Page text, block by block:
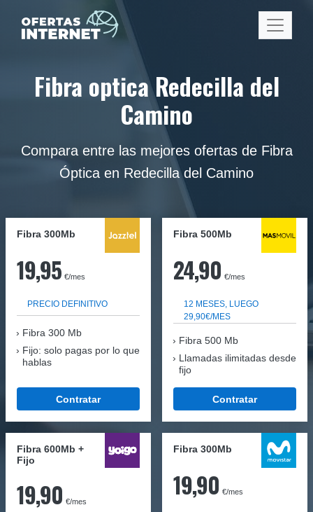
Fibra optica Redecilla del
Camino
Compara entre las mejores ofertas de Fibra
Óptica en Redecilla del Camino
Fibra 300Mb
19,95 €/mes
PRECIO DEFINITIVO
Fibra 300 Mb
Fijo: solo pagas por lo que
hablas
Contratar
Fibra 500Mb
24,90 €/mes
12 MESES, LUEGO
29,90€/MES
Fibra 500 Mb
Llamadas ilimitadas desde
fijo
Contratar
Fibra 600Mb +
Fijo
19,90 €/mes
Fibra 300Mb
19,90 €/mes